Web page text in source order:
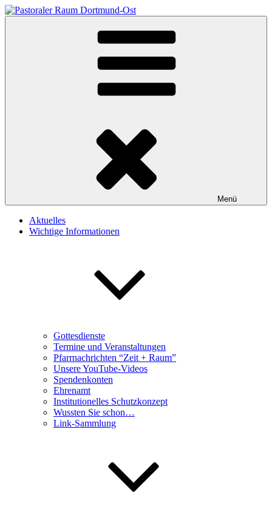
Zum
Inhalt
Heilige Schutzengel Dortmund
Herzlich willkommen auf unserer Homepage
Menü
Aktuelles
Wichtige Informationen
Gottesdienste
Termine und Veranstaltungen
Pfarrnachrichten “Zeit + Raum”
Unsere YouTube-Videos
Spendenkonten
Ehrenamt
Institutionelles Schutzkonzept
Wussten Sie schon…
Link-Sammlung